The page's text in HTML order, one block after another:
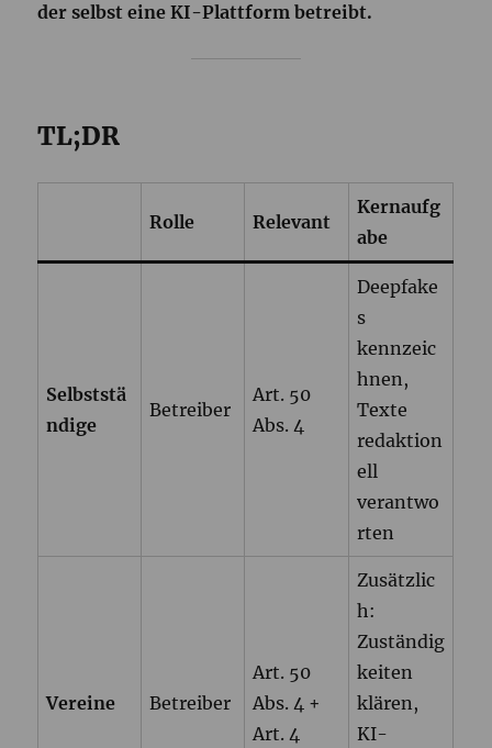
der selbst eine KI-Plattform betreibt.
TL;DR
Rolle Relevant
Kernaufg
abe
Selbststä
ndige
Betreiber
Art. 50
Abs. 4
Deepfake
s
kennzeic
hnen,
Texte
redaktion
ell
verantwo
rten
Vereine Betreiber
Art. 50
Abs. 4 +
Art. 4
Zusätzlic
h:
Zuständig
keiten
klären,
KI-